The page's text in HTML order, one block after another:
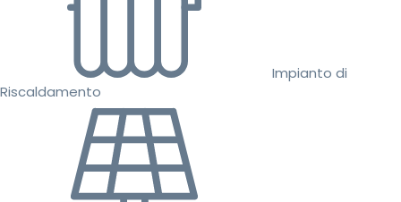
Impianto di
Riscaldamento